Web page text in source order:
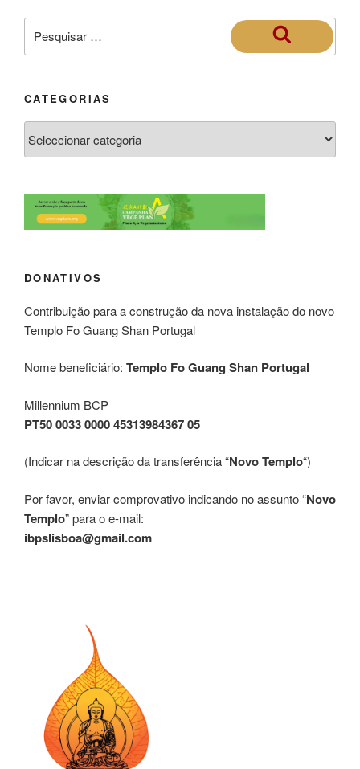
CATEGORIAS
DONATIVOS
Contribuição para a construção da nova instalação do novo
Templo Fo Guang Shan Portugal
Nome beneficiário: Templo Fo Guang Shan Portugal
Millennium BCP
PT50 0033 0000 45313984367 05
(Indicar na descrição da transferência “Novo Templo“)
Por favor, enviar comprovativo indicando no assunto “Novo
Templo” para o e-mail:
ibpslisboa@gmail.com